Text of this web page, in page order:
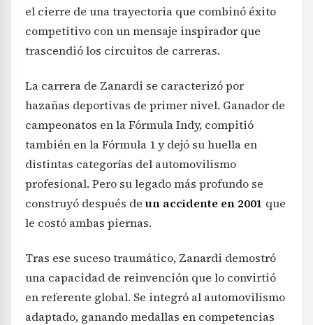
el cierre de una trayectoria que combinó éxito
competitivo con un mensaje inspirador que
trascendió los circuitos de carreras.
La carrera de Zanardi se caracterizó por
hazañas deportivas de primer nivel. Ganador de
campeonatos en la Fórmula Indy, compitió
también en la Fórmula 1 y dejó su huella en
distintas categorías del automovilismo
profesional. Pero su legado más profundo se
construyó después deun accidente en 2001 que
le costó ambas piernas.
Tras ese suceso traumático, Zanardi demostró
una capacidad de reinvención que lo convirtió
en referente global. Se integró al automovilismo
adaptado, ganando medallas en competencias